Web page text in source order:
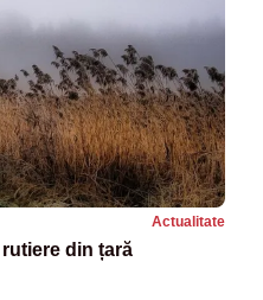
Actualitate
din țară